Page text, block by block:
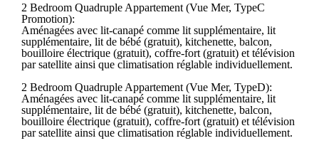
2 Bedroom Quadruple Appartement (Vue Mer, TypeC
Promotion):
Aménagées avec lit-canapé comme lit supplémentaire, lit
supplémentaire, lit de bébé (gratuit), kitchenette, balcon,
bouilloire électrique (gratuit), coffre-fort (gratuit) et télévision
par satellite ainsi que climatisation réglable individuellement.
2 Bedroom Quadruple Appartement (Vue Mer, TypeD):
Aménagées avec lit-canapé comme lit supplémentaire, lit
supplémentaire, lit de bébé (gratuit), kitchenette, balcon,
bouilloire électrique (gratuit), coffre-fort (gratuit) et télévision
par satellite ainsi que climatisation réglable individuellement.